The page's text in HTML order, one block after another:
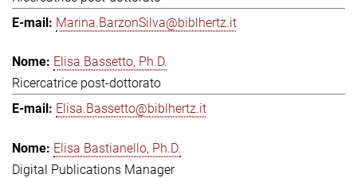
Marina.BarzonSilva@biblhertz.it
Elisa Bassetto, Ph.D.
Ricercatrice post-dottorato
Elisa.Bassetto@biblhertz.it
Elisa Bastianello, Ph.D.
Digital Publications Manager